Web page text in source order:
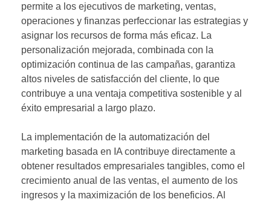
permite a los ejecutivos de marketing, ventas,
operaciones y finanzas perfeccionar las estrategias y
asignar los recursos de forma más eficaz. La
personalización mejorada, combinada con la
optimización continua de las campañas, garantiza
altos niveles de satisfacción del cliente, lo que
contribuye a una ventaja competitiva sostenible y al
éxito empresarial a largo plazo.
La implementación de la automatización del
marketing basada en IA contribuye directamente a
obtener resultados empresariales tangibles, como el
crecimiento anual de las ventas, el aumento de los
ingresos y la maximización de los beneficios. Al